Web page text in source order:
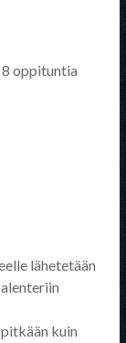
8 oppituntia
lähetetään
kuin